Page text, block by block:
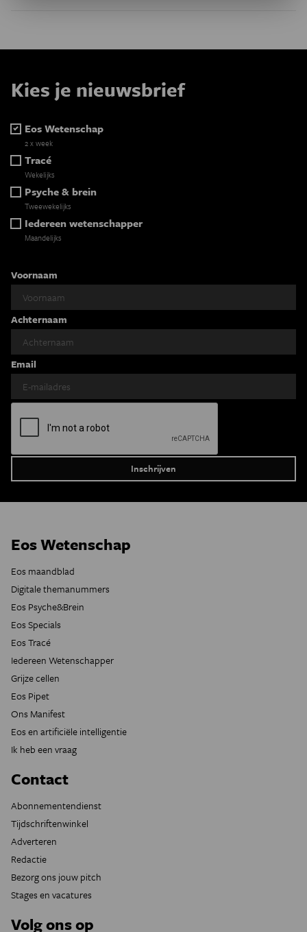
Kies je nieuwsbrief
Eos Wetenschap
2 x week
Tracé
Wekelijks
Psyche & brein
Tweewekelijks
Iedereen wetenschapper
Maandelijks
Voornaam
Achternaam
Email
Eos Wetenschap
Eos maandblad
Digitale themanummers
Eos Psyche&Brein
Eos Specials
Eos Tracé
Iedereen Wetenschapper
Grijze cellen
Eos Pipet
Ons Manifest
Eos en artificiële intelligentie
Ik heb een vraag
Contact
Abonnementendienst
Tijdschriftenwinkel
Adverteren
Redactie
Bezorg ons jouw pitch
Stages en vacatures
Volg ons op